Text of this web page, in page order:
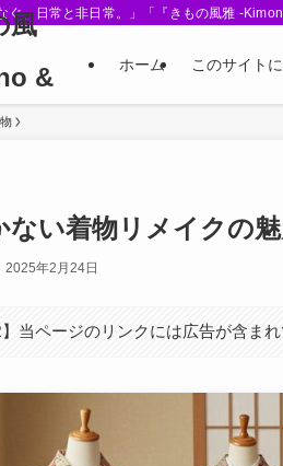
ぐ、日常と非日常。」「『きもの風雅 -
風
&
ホーム このサイト
ない着物リメイクの
2025年2月24日
】当ページのリンクには広告が含ま